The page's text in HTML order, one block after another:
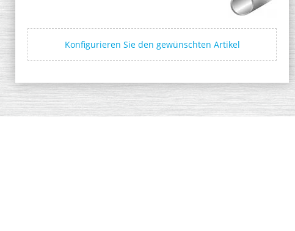
Konfigurieren Sie den gewünschten Artikel